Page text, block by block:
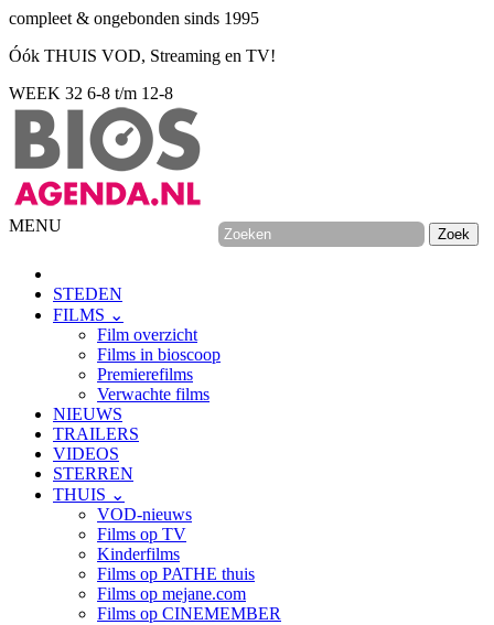
compleet & ongebonden sinds 1995
Óók THUIS VOD, Streaming en TV!
WEEK 32 6-8 t/m 12-8
MENU
STEDEN
FILMS ⌄
Film overzicht
Films in bioscoop
Premierefilms
Verwachte films
NIEUWS
TRAILERS
VIDEOS
STERREN
THUIS ⌄
VOD-nieuws
Films op TV
Kinderfilms
Films op PATHE thuis
Films op mejane.com
Films op CINEMEMBER